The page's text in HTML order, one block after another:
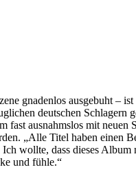
gnadenlos ausgebuht –
deutschen Schlagern
ausnahmslos mit neuen
„Alle Titel haben einen
wollte, dass dieses Album
und fühle.“